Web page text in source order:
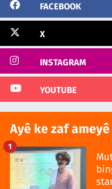
FACEBOOK
X
INSTAGRAM
YOUTUBE
Ayê ke zaf
1